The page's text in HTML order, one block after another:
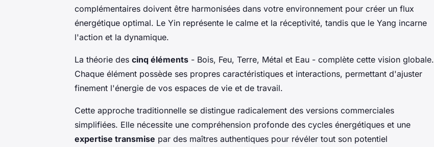
complémentaires doivent être harmonisées dans votre environnement pour créer un flux
énergétique optimal. Le Yin représente le calme et la réceptivité, tandis que le Yang incarne
l'action et la dynamique.
La théorie des cinq éléments - Bois, Feu, Terre, Métal et Eau - complète cette vision globale.
Chaque élément possède ses propres caractéristiques et interactions, permettant d'ajuster
finement l'énergie de vos espaces de vie et de travail.
Cette approche traditionnelle se distingue radicalement des versions commerciales
simplifiées. Elle nécessite une compréhension profonde des cycles énergétiques et une
expertise transmise par des maîtres authentiques pour révéler tout son potentiel